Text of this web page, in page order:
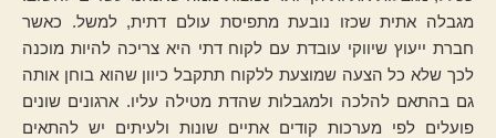
מגבלה אתית שכזו נובעת מתפיסת עולם דתית, למשל. כאשר
חברת ייעוץ שיווקי עובדת עם לקוח דתי היא צריכה להיות מוכנה
לכך שלא כל הצעה שמוצעת ללקוח תתקבל כיוון שהוא בוחן אותה
גם בהתאם להלכה ולמגבלות שהדת מטילה עליו. ארגונים שונים
פועלים לפי מערכות קודים אתיים שונות ולעיתים יש להתאים